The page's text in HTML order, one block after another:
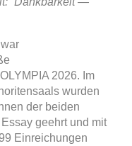
2026. Im
wurden
der beiden
geehrt und mit
Einreichungen